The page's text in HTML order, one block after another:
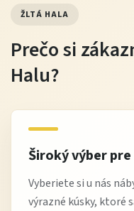
ŽLTÁ HALA
Prečo si
Halu?
Široký výber
Vyberiete si u nás
výrazné kúsky, ktoré